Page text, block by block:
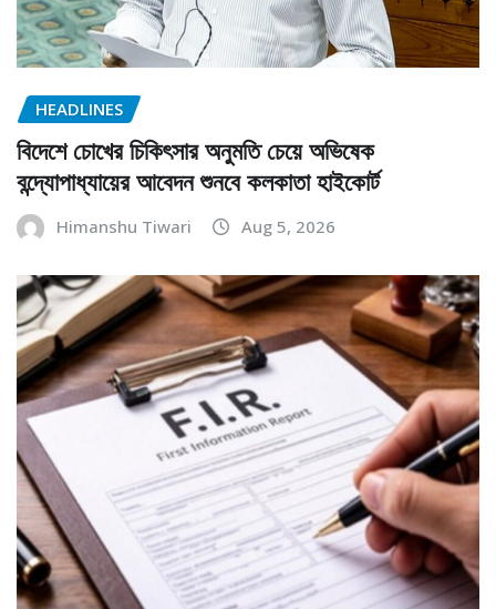
HEADLINES
বিদেশে চোখের চিকিৎসার অনুমতি চেয়ে অভিষেক
বন্দ্যোপাধ্যায়ের আবেদন শুনবে কলকাতা হাইকোর্ট
Himanshu Tiwari Aug 5, 2026